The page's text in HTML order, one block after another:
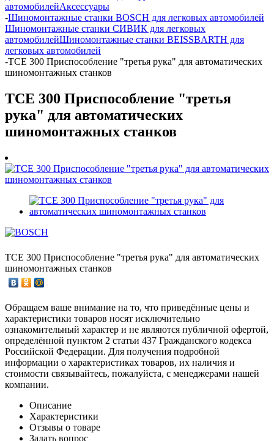
автомобилейАксессуары
-Шиномонтажные станки BOSCH для легковых автомобилей
Шиномонтажные станки СИВИК для легковых
автомобилейШиномонтажные станки BEISSBARTH для
легковых автомобилей
-TCE 300 Приспособление "третья рука" для автоматических
шиномонтажных станков
TCE 300 Приспособление "третья
рука" для автоматических
шиномонтажных станков
TCE 300 Приспособление "третья рука" для автоматических
шиномонтажных станков
Обращаем ваше внимание на то, что приведённые цены и
характеристики товаров носят исключительно
ознакомительный характер и не являются публичной офертой,
определённой пунктом 2 статьи 437 Гражданского кодекса
Российской Федерации. Для получения подробной
информации о характеристиках товаров, их наличия и
стоимости связывайтесь, пожалуйста, с менеджерами нашей
компании.
Описание
Характеристики
Отзывы о товаре
Задать вопрос